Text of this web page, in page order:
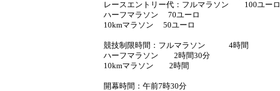
レースエントリー代：フルマラソン 100ユーロ
ハーフマラソン 70ユーロ
10kmマラソン 50ユーロ
競技制限時間：フルマラソン 4時間
ハーフマラソン 2時間30分
10kmマラソン 2時間
開幕時間：午前7時30分